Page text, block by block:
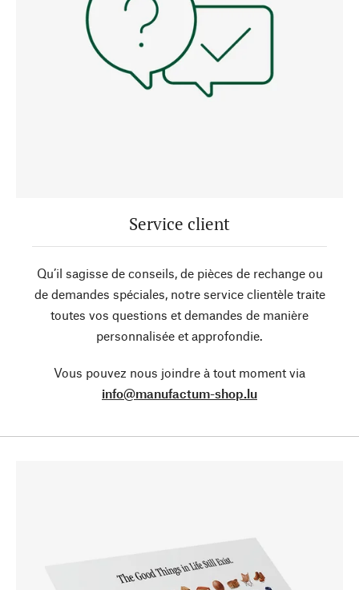
Service client
Qu’il sagisse de conseils, de pièces de rechange ou
de demandes spéciales, notre service clientèle traite
toutes vos questions et demandes de manière
personnalisée et approfondie.
Vous pouvez nous joindre à tout moment via
info@manufactum-shop.lu